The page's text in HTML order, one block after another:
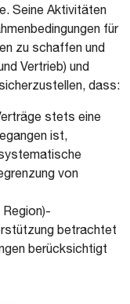
Seine Aktivitäten
für
zu schaffen und
Vertrieb) und
dass:
stets eine
ist,
von
betrachtet
berücksichtigt